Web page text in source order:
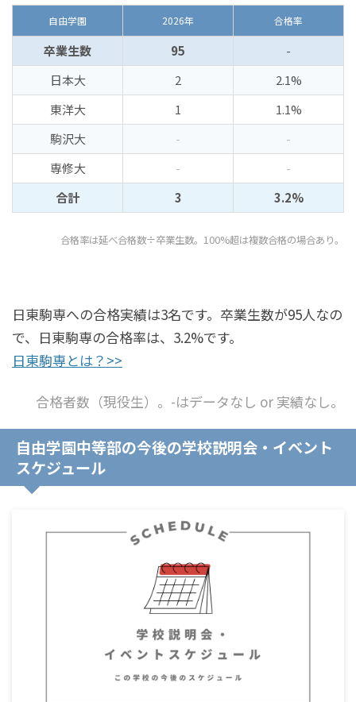
自由学園 2026年 合格率
卒業生数 95
-
日本大
2
2.1%
東洋大
1
1.1%
駒沢大
-
-
専修大
-
-
合計
3 3.2%
合格率は延べ合格数÷卒業生数。100%超は複数合格の場合あり。
日東駒専への合格実績は3名です。卒業生数が95人なの
で、日東駒専の合格率は、3.2%です。
日東駒専とは？>>
合格者数（現役生）。-はデータなし or 実績なし。
自由学園中等部の今後の学校説明会・イベント
スケジュール